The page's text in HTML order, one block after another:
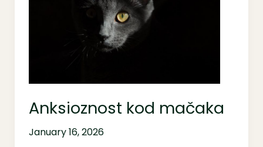
Anksioznost kod mačaka
January 16, 2026